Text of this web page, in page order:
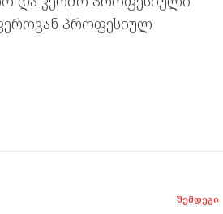
პროფესიულ
ᲨᲔᲛᲓᲔᲒᲘ